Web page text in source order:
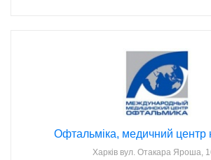
Офтальміка, медичний
Харків вул. Отакара Яроша,